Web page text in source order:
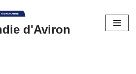
d'Aviron